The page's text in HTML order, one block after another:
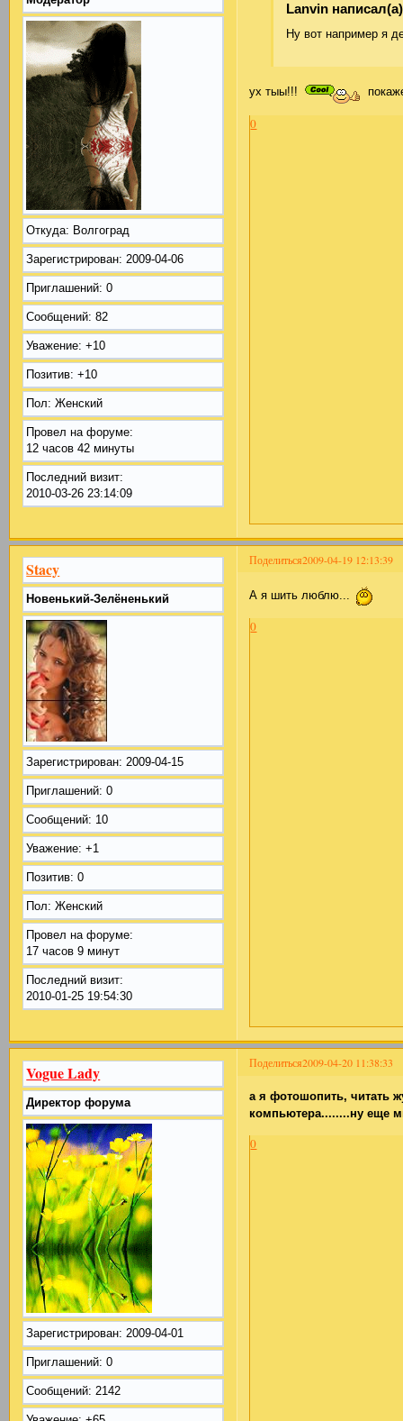
Откуда: Волгоград
Зарегистрирован: 2009-04-06
Приглашений: 0
Сообщений: 82
Уважение: +10
Позитив: +10
Пол: Женский
Провел на форуме:
12 часов 42 минуты
Последний визит:
2010-03-26 23:14:09
Lanvin
Ну вот например я
ух тыы!!!
0
Поделиться2009-04-19 12:13:39
Stacy
Новенький-Зелёненький
Зарегистрирован: 2009-04-15
Приглашений: 0
Сообщений: 10
Уважение: +1
Позитив: 0
Пол: Женский
Провел на форуме:
17 часов 9 минут
Последний визит:
2010-01-25 19:54:30
А я шить люблю...
0
Поделиться2009-04-20 11:38:33
Vogue Lady
Директор форума
Зарегистрирован: 2009-04-01
Приглашений: 0
Сообщений: 2142
а я фотошопить, читать
компьютера........ну еще
0